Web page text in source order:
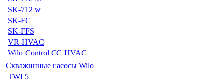
SK-712 w
SK-FC
SK-FFS
VR-HVAC
Wilo-Control CC-HVAC
Скважинные насосы Wilo
TWI 5